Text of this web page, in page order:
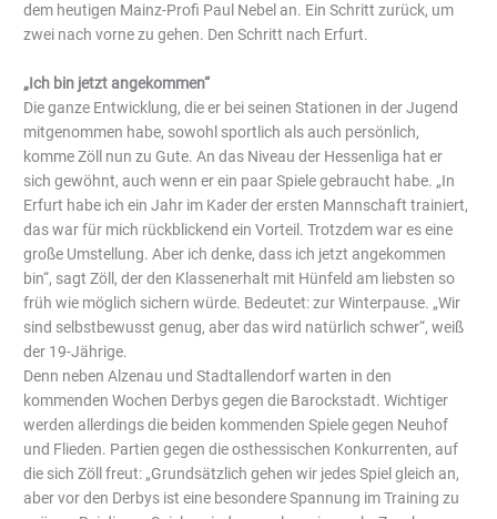
dem heutigen Mainz-Profi Paul Nebel an. Ein Schritt zurück, um
zwei nach vorne zu gehen. Den Schritt nach Erfurt.
„Ich bin jetzt angekommen“
Die ganze Entwicklung, die er bei seinen Stationen in der Jugend
mitgenommen habe, sowohl sportlich als auch persönlich,
komme Zöll nun zu Gute. An das Niveau der Hessenliga hat er
sich gewöhnt, auch wenn er ein paar Spiele gebraucht habe. „In
Erfurt habe ich ein Jahr im Kader der ersten Mannschaft trainiert,
das war für mich rückblickend ein Vorteil. Trotzdem war es eine
große Umstellung. Aber ich denke, dass ich jetzt angekommen
bin“, sagt Zöll, der den Klassenerhalt mit Hünfeld am liebsten so
früh wie möglich sichern würde. Bedeutet: zur Winterpause. „Wir
sind selbstbewusst genug, aber das wird natürlich schwer“, weiß
der 19-Jährige.
Denn neben Alzenau und Stadtallendorf warten in den
kommenden Wochen Derbys gegen die Barockstadt. Wichtiger
werden allerdings die beiden kommenden Spiele gegen Neuhof
und Flieden. Partien gegen die osthessischen Konkurrenten, auf
die sich Zöll freut: „Grundsätzlich gehen wir jedes Spiel gleich an,
aber vor den Derbys ist eine besondere Spannung im Training zu